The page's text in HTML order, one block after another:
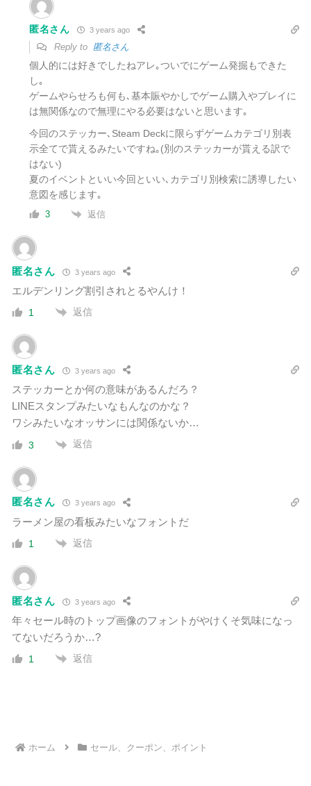
匿名さん 3 years ago
Reply to 匿名さん
個人的には好きでしたねアレ｡ついでにゲーム発掘もできた
し｡
ゲームやらせろも何も､基本賑やかしでゲーム購入やプレイに
は無関係なので無理にやる必要はないと思います｡
今回のステッカー､Steam Deckに限らずゲームカテゴリ別表
示全てで貰えるみたいですね｡(別のステッカーが貰える訳で
はない)
夏のイベントといい今回といい､カテゴリ別検索に誘導したい
意図を感じます｡
3 返信
匿名さん 3 years ago
エルデンリング割引されとるやんけ！
1 返信
匿名さん 3 years ago
ステッカーとか何の意味があるんだろ？
LINEスタンプみたいなもんなのかな？
ワシみたいなオッサンには関係ないか…
3 返信
匿名さん 3 years ago
ラーメン屋の看板みたいなフォントだ
1 返信
匿名さん 3 years ago
年々セール時のトップ画像のフォントがやけくそ気味になっ
てないだろうか…?
1 返信
ホーム セール、クーポン、ポイント